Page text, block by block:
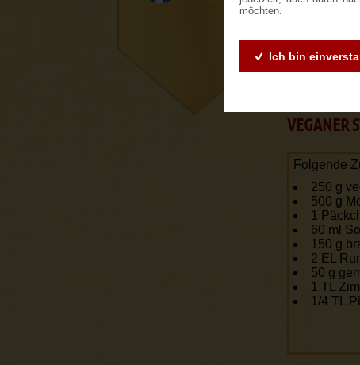
möchten.
Ich bin
Hier
VEGANER
Folgende
250 g
500 g
1
60 ml
150 g
2 EL
50 g
1 TL
1/4 TL